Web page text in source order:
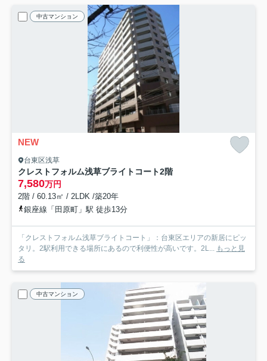
中古マンション
NEW
台東区浅草
クレストフォルム浅草ブライトコート2階
7,580万円
2階 / 60.13㎡ / 2LDK /築20年
銀座線「田原町」駅 徒歩13分
「クレストフォルム浅草ブライトコート」：台東区エリアの新居にピッ
タリ。2駅利用できる場所にあるので利便性が高いです。2L... もっと見
る
中古マンション